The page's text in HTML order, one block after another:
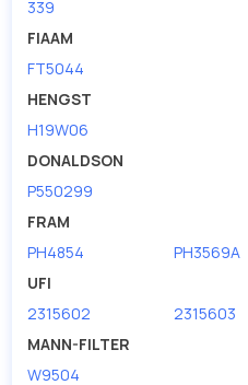
339
FIAAM
FT5044
HENGST
H19W06
DONALDSON
P550299
FRAM
PH4854
PH3569A
UFI
2315602
2315603
MANN-FILTER
W9504